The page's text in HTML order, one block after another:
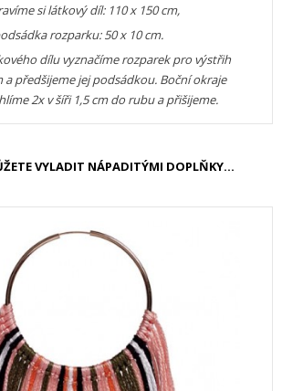
si látkový díl: 110 x 150 cm,
rozparku: 50 x 10 cm.
dílu vyznačíme rozparek pro výstřih
a předšijeme jej podsádkou. Boční okraje
2x v šíři 1,5 cm do rubu a přišijeme.
VYLADIT NÁPADITÝMI DOPLŇKY...